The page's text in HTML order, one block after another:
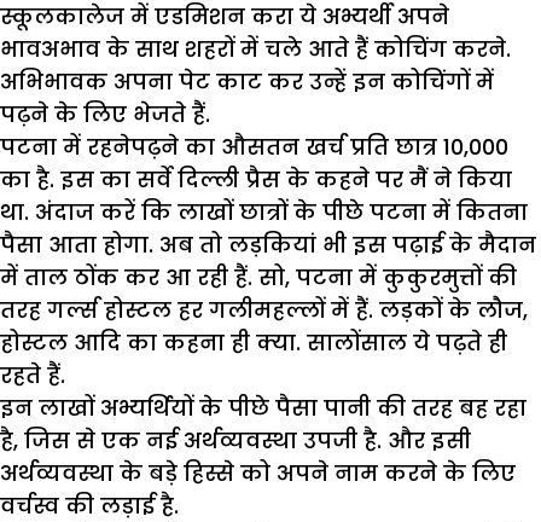
स्कूलकालेज में एडमिशन करा ये अभ्यर्थी अपने
भावअभाव के साथ शहरों में चले आते हैं कोचिंग करने.
अभिभावक अपना पेट काट कर उन्हें इन कोचिंगों में
पढ़ने के लिए भेजते हैं.
पटना में रहनेपढ़ने का औसतन खर्च प्रति छात्र 10,000
का है. इस का सर्वे दिल्ली प्रैस के कहने पर मैं ने किया
था. अंदाज करें कि लाखों छात्रों के पीछे पटना में कितना
पैसा आता होगा. अब तो लड़कियां भी इस पढ़ाई के मैदान
में ताल ठोंक कर आ रही हैं. सो, पटना में कुकुरमुत्तों की
तरह गर्ल्स होस्टल हर गलीमहल्लों में हैं. लड़कों के लौज,
होस्टल आदि का कहना ही क्या. सालोंसाल ये पढ़ते ही
रहते हैं.
इन लाखों अभ्यर्थियों के पीछे पैसा पानी की तरह बह रहा
है, जिस से एक नई अर्थव्यवस्था उपजी है. और इसी
अर्थव्यवस्था के बड़े हिस्से को अपने नाम करने के लिए
वर्चस्व की लड़ाई है.